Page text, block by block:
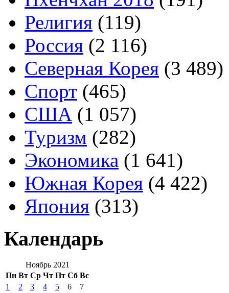
Религия (119)
Россия (2 116)
Северная Корея (3 489)
Спорт (465)
США (1 057)
Туризм (282)
Экономика (1 641)
Южная Корея (4 422)
Япония (313)
Календарь
Ноябрь 2021
Пн Вт Ср Чт Пт Сб Вс
1 2 3 4 5 6
7